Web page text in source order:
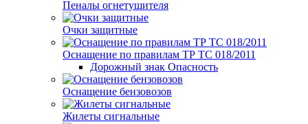
Пеналы огнетушителя
Очки защитные
Оснащение по правилам ТР ТС 018/2011
Дорожный знак Опасность
Оснащение бензовозов
Жилеты сигнальные